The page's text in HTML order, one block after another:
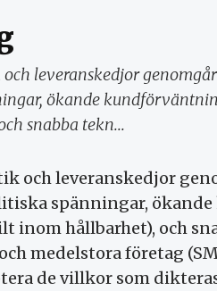
leveranskedjor
ökande
snabba tekn...
och leveranskedjor
spänningar,
inom hållbarhet), och
medelstora företag
de villkor som